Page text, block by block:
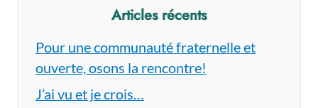
Articles récents
Pour une communauté fraternelle et
ouverte, osons la rencontre!
J’ai vu et je crois…